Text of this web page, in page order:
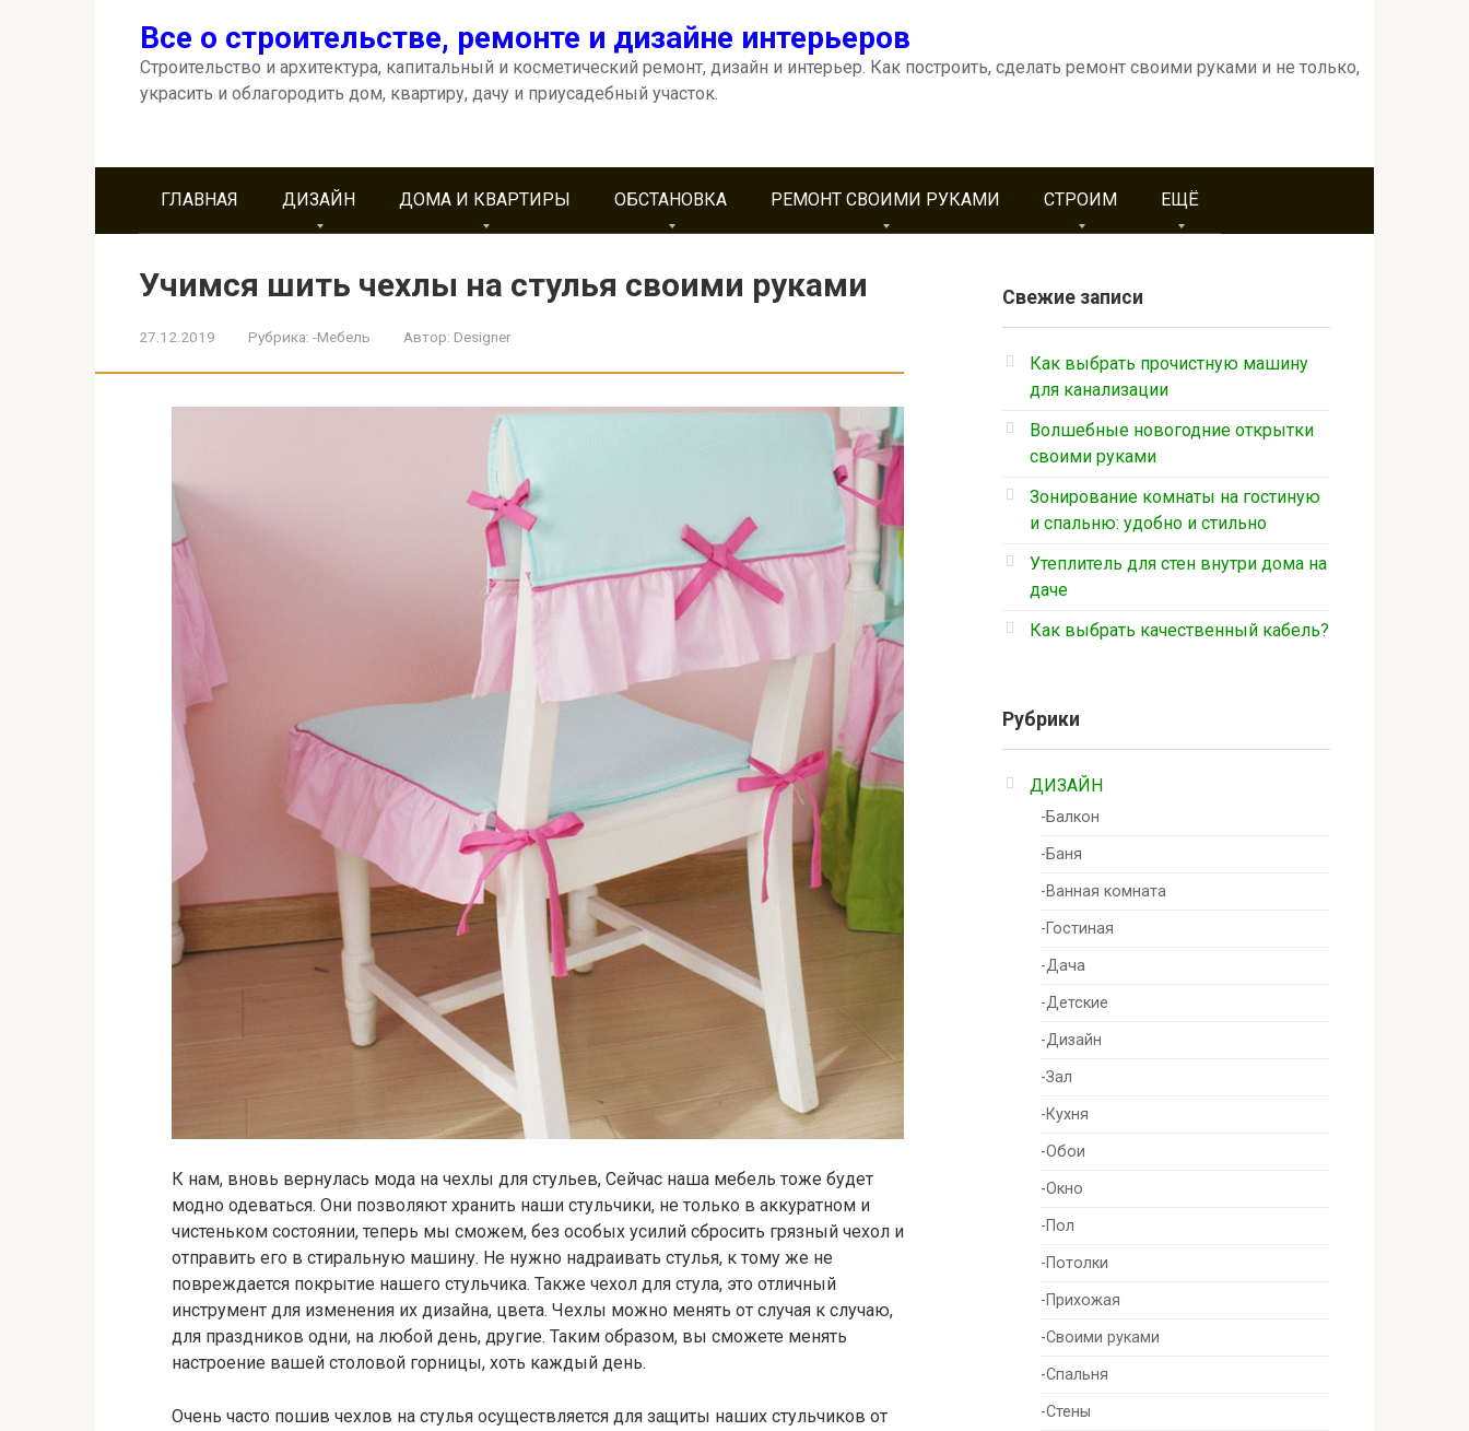
Все о строительстве, ремонте и дизайне интерьеров
Строительство и архитектура, капитальный и косметический ремонт, дизайн и интерьер. Как построить, сделать ремонт своими руками и не только,
украсить и облагородить дом, квартиру, дачу и приусадебный участок.
ГЛАВНАЯ ДИЗАЙН ДОМА И КВАРТИРЫ ОБСТАНОВКА РЕМОНТ СВОИМИ РУКАМИ СТРОИМ ЕЩЁ
Учимся шить чехлы на стулья своими руками
27.12.2019 Рубрика: -Мебель Автор: Designer
К нам, вновь вернулась мода на чехлы для стульев, Сейчас наша мебель тоже будет
модно одеваться. Они позволяют хранить наши стульчики, не только в аккуратном и
чистеньком состоянии, теперь мы сможем, без особых усилий сбросить грязный чехол и
отправить его в стиральную машину. Не нужно надраивать стулья, к тому же не
повреждается покрытие нашего стульчика. Также чехол для стула, это отличный
инструмент для изменения их дизайна, цвета. Чехлы можно менять от случая к случаю,
для праздников одни, на любой день, другие. Таким образом, вы сможете менять
настроение вашей столовой горницы, хоть каждый день.
Очень часто пошив чехлов на стулья осуществляется для защиты наших стульчиков от
Свежие записи
Как выбрать прочистную машину
для канализации
Волшебные новогодние открытки
своими руками
Зонирование комнаты на гостиную
и спальню: удобно и стильно
Утеплитель для стен внутри дома на
даче
Как выбрать качественный кабель?
Рубрики
ДИЗАЙН
-Балкон
-Баня
-Ванная комната
-Гостиная
-Дача
-Детские
-Дизайн
-Зал
-Кухня
-Обои
-Окно
-Пол
-Потолки
-Прихожая
-Своими руками
-Спальня
-Стены